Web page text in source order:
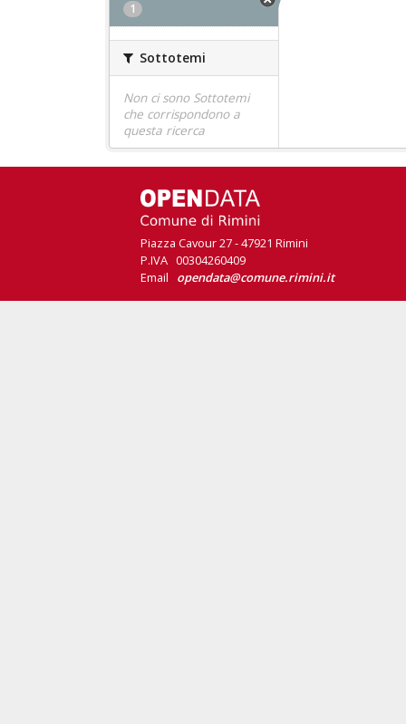
1
Sottotemi
Non ci sono Sottotemi
che corrispondono a
questa ricerca
Piazza Cavour 27 - 47921 Rimini
P.IVA 00304260409
Email opendata@comune.rimini.it